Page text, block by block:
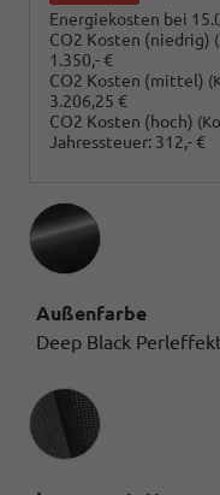
Energiekosten bei
CO2 Kosten (niedrig)
1.350,- €
CO2 Kosten (mittel)
3.206,25 €
CO2 Kosten (hoch)
Jahressteuer: 312,- €
Außenfarbe
Deep Black
Innenausstattung